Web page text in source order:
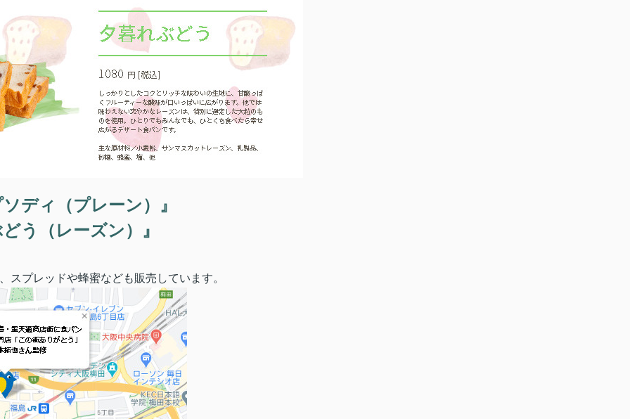
ディ（プレーン）』
う（レーズン）』
スプレッドや蜂蜜なども販売しています。